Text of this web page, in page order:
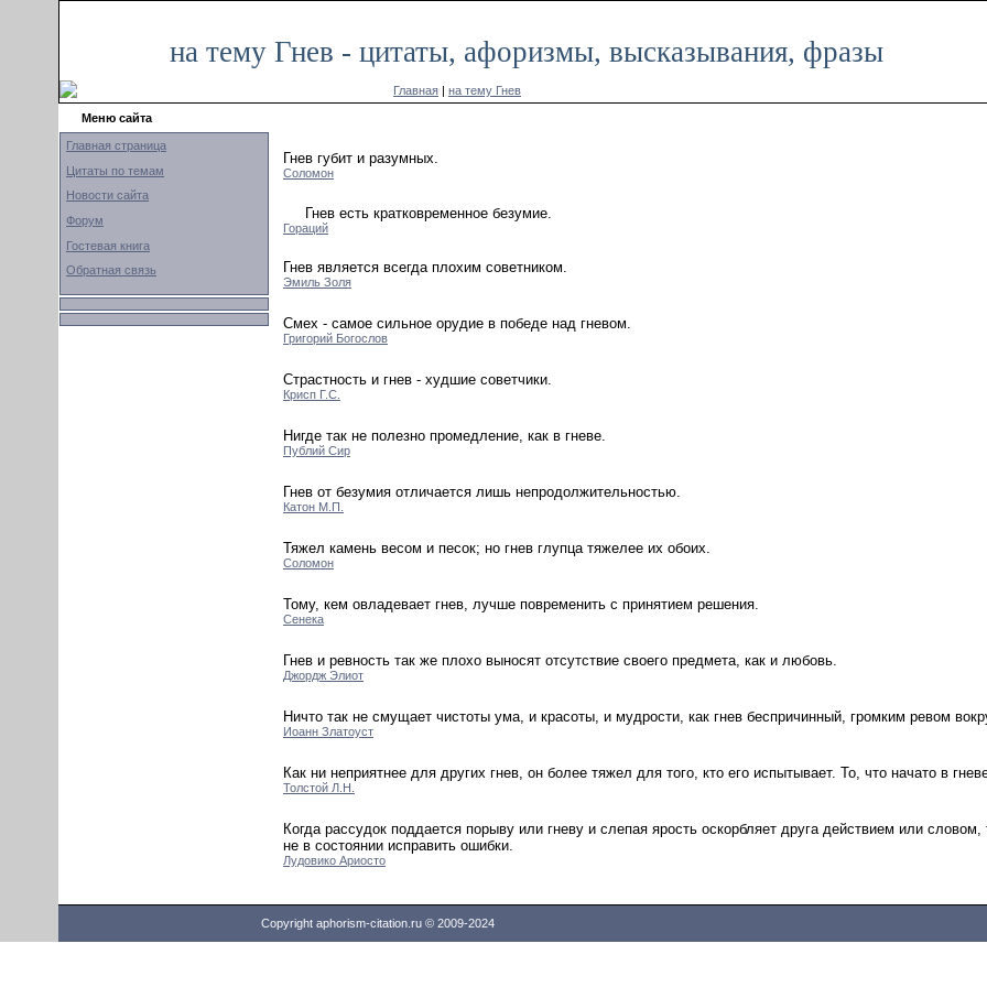
на тему Гнев - цитаты, афоризмы, высказывания, фразы
Главная | на тему Гнев
Меню сайта
Главная страница
Цитаты по темам
Новости сайта
Форум
Гостевая книга
Обратная связь
Гнев губит и разумных.
Соломон
Гнев есть кратковременное безумие.
Гораций
Гнев является всегда плохим советником.
Эмиль Золя
Смех - самое сильное орудие в победе над гневом.
Григорий Богослов
Страстность и гнев - худшие советчики.
Крисп Г.С.
Нигде так не полезно промедление, как в гневе.
Публий Сир
Гнев от безумия отличается лишь непродолжительностью.
Катон М.П.
Тяжел камень весом и песок; но гнев глупца тяжелее их обоих.
Соломон
Тому, кем овладевает гнев, лучше повременить с принятием решения.
Сенека
Гнев и ревность так же плохо выносят отсутствие своего предмета, как и любовь.
Джордж Элиот
Ничто так не смущает чистоты ума, и красоты, и мудрости, как гнев беспричинный, громким ревом
Иоанн Златоуст
Как ни неприятнее для других гнев, он более тяжел для того, кто его испытывает. То, что начато в
Толстой Л.Н.
Когда рассудок поддается порыву или гневу и слепая ярость оскорбляет друга действием или
не в состоянии исправить ошибки.
Лудовико Ариосто
Copyright aphorism-citation.ru © 2009-2024